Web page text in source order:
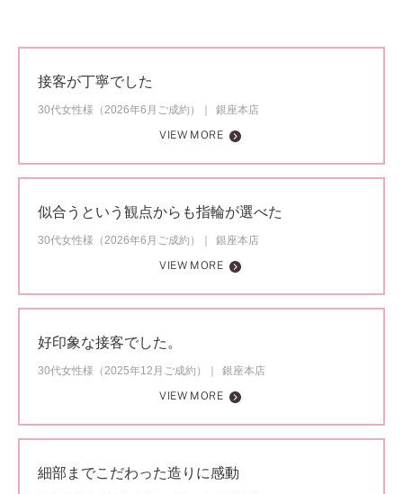
接客が丁寧でした
30代女性様（2026年6月ご成約）
銀座本店
VIEW MORE
似合うという観点からも指輪が選べた
30代女性様（2026年6月ご成約）
銀座本店
VIEW MORE
好印象な接客でした。
30代女性様（2025年12月ご成約）
銀座本店
VIEW MORE
細部までこだわった造りに感動